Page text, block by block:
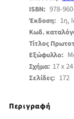
ISBN: 978-
Έκδοση: 1η,
Κωδ.
Τίτλος
Εξώφυλλο:
Σχήμα: 17 x 24
Σελίδες: 172
Περιγραφή